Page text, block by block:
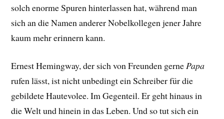
solch enorme Spuren hinterlassen hat, während man
sich an die Namen anderer Nobelkollegen jener Jahre
kaum mehr erinnern kann.
Ernest Hemingway, der sich von Freunden gernePapa
rufen lässt, ist nicht unbedingt ein Schreiber für die
gebildete Hautevolee. Im Gegenteil. Er geht hinaus in
die Welt und hinein in das Leben. Und so tut sich ein